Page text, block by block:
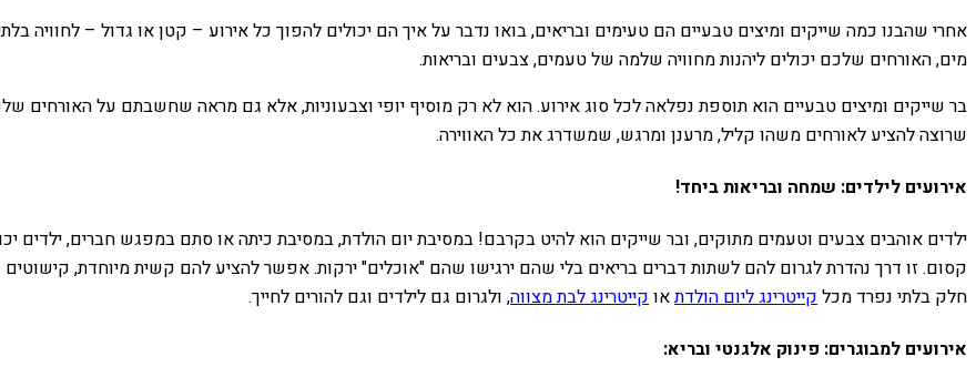
אחרי שהבנו כמה שייקים ומיצים טבעיים הם טעימים ובריאים, בואו נדבר על איך הם יכולים להפוך כל אירוע – קטן או גדול –
מים, האורחים שלכם יכולים ליהנות מחוויה שלמה של טעמים, צבעים ובריאות.
בר שייקים ומיצים טבעיים הוא תוספת נפלאה לכל סוג אירוע. הוא לא רק מוסיף יופי וצבעוניות, אלא גם מראה שחשבתם על האורחים
שרוצה להציע לאורחים משהו קליל, מרענן ומרגש, שמשדרג את כל האווירה.
אירועים לילדים: שמחה ובריאות ביחד!
ילדים אוהבים צבעים וטעמים מתוקים, ובר שייקים הוא להיט בקרבם! במסיבת יום הולדת, במסיבת כיתה או סתם במפגש חברים, ילדים
קסום. זו דרך נהדרת לגרום להם לשתות דברים בריאים בלי שהם ירגישו שהם "אוכלים" ירקות. אפשר להציע להם קשית מיוחדת, קישוטים
חלק בלתי נפרד מכלקייטרינג ליום הולדתאוקייטרינג לבת מצווה, ולגרום גם לילדים וגם להורים לחייך.
אירועים למבוגרים: פינוק אלגנטי ובריא: